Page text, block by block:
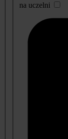
na uczelni